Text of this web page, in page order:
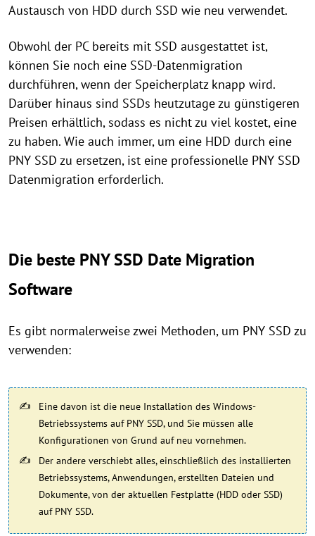
Austausch von HDD durch SSD wie neu verwendet.
Obwohl der PC bereits mit SSD ausgestattet ist,
können Sie noch eine SSD-Datenmigration
durchführen, wenn der Speicherplatz knapp wird.
Darüber hinaus sind SSDs heutzutage zu günstigeren
Preisen erhältlich, sodass es nicht zu viel kostet, eine
zu haben. Wie auch immer, um eine HDD durch eine
PNY SSD zu ersetzen, ist eine professionelle PNY SSD
Datenmigration erforderlich.
Die beste PNY SSD Date Migration
Software
Es gibt normalerweise zwei Methoden, um PNY SSD zu
verwenden:
Eine davon ist die neue Installation des Windows-
Betriebssystems auf PNY SSD, und Sie müssen alle
Konfigurationen von Grund auf neu vornehmen.
Der andere verschiebt alles, einschließlich des installierten
Betriebssystems, Anwendungen, erstellten Dateien und
Dokumente, von der aktuellen Festplatte (HDD oder SSD)
auf PNY SSD.